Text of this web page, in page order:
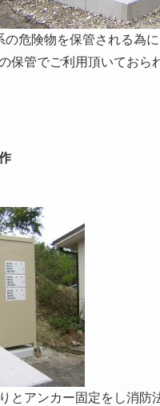
危険物を保管される為に
保管でご利用頂いておら
とアンカー固定をし消防